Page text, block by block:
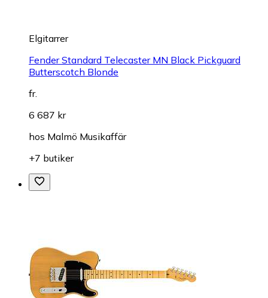
Elgitarrer
Fender Standard Telecaster MN Black Pickguard
Butterscotch Blonde
fr.
6 687 kr
hos Malmö Musikaffär
+7 butiker